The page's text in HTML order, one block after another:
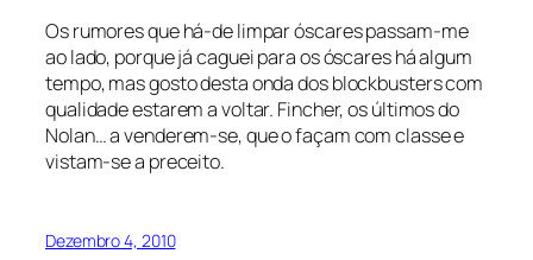
Os rumores que há-de limpar óscares passam-me
ao lado, porque já caguei para os óscares há algum
tempo, mas gosto desta onda dos blockbusters com
qualidade estarem a voltar. Fincher, os últimos do
Nolan… a venderem-se, que o façam com classe e
vistam-se a preceito.
Dezembro 4, 2010